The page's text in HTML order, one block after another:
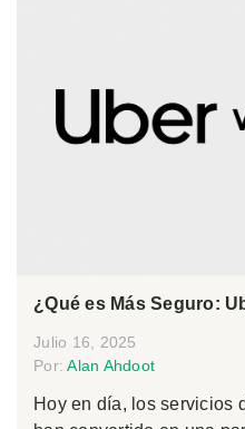
¿Qué es Más Seguro:
Julio 16, 2025
Por:Alan Ahdoot
Hoy en día, los servicios